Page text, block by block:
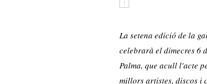
1
La setena edició de la
celebrarà el dimecres 6
Palma, que acull l'acte
millors artistes, discos i